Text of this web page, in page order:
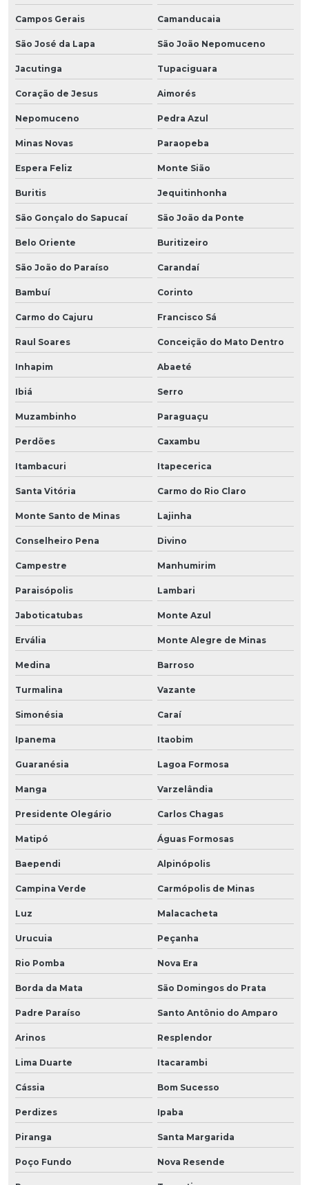
Campos Gerais Camanducaia
São José da Lapa São João Nepomuceno
Jacutinga Tupaciguara
Coração de Jesus Aimorés
Nepomuceno Pedra Azul
Minas Novas Paraopeba
Espera Feliz Monte Sião
Buritis Jequitinhonha
São Gonçalo do Sapucaí São João da Ponte
Belo Oriente Buritizeiro
São João do Paraíso Carandaí
Bambuí Corinto
Carmo do Cajuru Francisco Sá
Raul Soares Conceição do Mato Dentro
Inhapim Abaeté
Ibiá Serro
Muzambinho Paraguaçu
Perdões Caxambu
Itambacuri Itapecerica
Santa Vitória Carmo do Rio Claro
Monte Santo de Minas Lajinha
Conselheiro Pena Divino
Campestre Manhumirim
Paraisópolis Lambari
Jaboticatubas Monte Azul
Ervália Monte Alegre de Minas
Medina Barroso
Turmalina Vazante
Simonésia Caraí
Ipanema Itaobim
Guaranésia Lagoa Formosa
Manga Varzelândia
Presidente Olegário Carlos Chagas
Matipó Águas Formosas
Baependi Alpinópolis
Campina Verde Carmópolis de Minas
Luz Malacacheta
Urucuia Peçanha
Rio Pomba Nova Era
Borda da Mata São Domingos do Prata
Padre Paraíso Santo Antônio do Amparo
Arinos Resplendor
Lima Duarte Itacarambi
Cássia Bom Sucesso
Perdizes Ipaba
Piranga Santa Margarida
Poço Fundo Nova Resende